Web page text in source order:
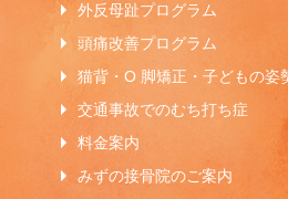
外反母趾プログラム
頭痛改善プログラム
猫背・O 脚矯正・子どもの姿
交通事故でのむち打ち症
料金案内
みずの接骨院のご案内